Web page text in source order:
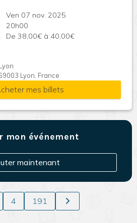
Ven 07 nov. 2025
20h00
De 38,00€ à 40,00€
Lyon, France
mes billets
mon événement
maintenant
4 191